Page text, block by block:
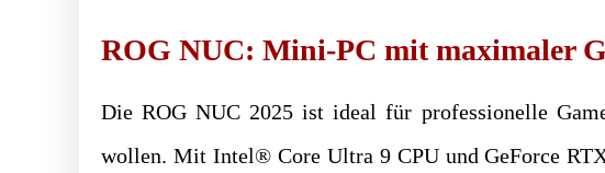
ROG NUC: Mini-PC mit maximaler
Die ROG NUC 2025 ist ideal für professionelle
wollen. Mit Intel® Core Ultra 9 CPU und GeForce